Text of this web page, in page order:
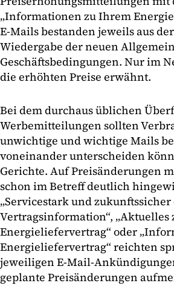
„Informationen zu Ihrem
E-Mails bestanden jeweils aus
Wiedergabe der neuen
Geschäftsbedingungen. Nur im
die erhöhten Preise erwähnt.
Bei dem durchaus üblichen
Werbemitteilungen sollten
unwichtige und wichtige Mails
voneinander unterscheiden
Gerichte. Auf Preisänderungen
schon im Betreff deutlich
„Servicestark und zukunftssicher
Vertragsinformation“, „Aktuelles
Energieliefervertrag“ oder
Energieliefervertrag“ reichten
jeweiligen E-Mail-
geplante Preisänderungen